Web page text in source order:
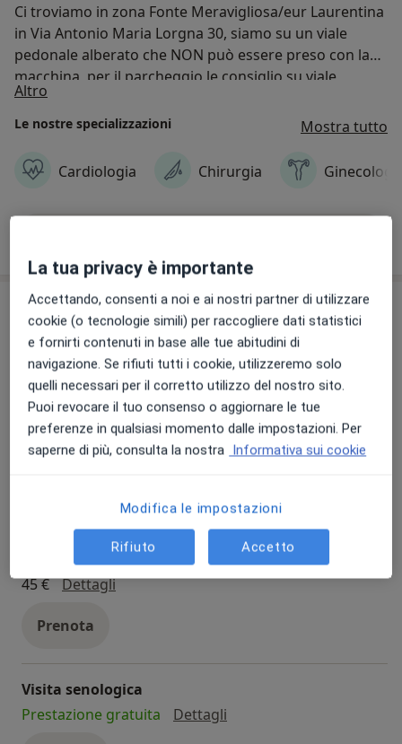
Ci troviamo in zona Fonte Meravigliosa/eur Laurentina
in Via Antonio Maria Lorgna 30, siamo su un viale
pedonale alberato che NON può essere preso con la
macchina, per il parcheggio le consiglio su viale
Stefano Gradi all'altezza della galleria azzurra.
Altro
Le nostre specializzazioni Mostra tutto
Cardiologia Chirurgia
Prestazioni disponibili
Tutte
Visita ginecologica
Da 100 €
Dettaglivisita ginecologica
Elettrocardiogramma
45 €
Dettaglielettrocardiogramma
Prenota
Visita senologica
Prestazione gratuita
Dettagli
La tua privacy è importante
Accettando, consenti a noi e ai nostri partner di utilizzare
cookie (o tecnologie simili) per raccogliere dati statistici
e fornirti contenuti in base alle tue abitudini di
navigazione. Se rifiuti tutti i cookie, utilizzeremo solo
quelli necessari per il corretto utilizzo del nostro sito.
Puoi revocare il tuo consenso o aggiornare le tue
preferenze in qualsiasi momento dalle impostazioni. Per
saperne di più, consulta la nostra Informativa sui cookie
Modifica le impostazioni
Rifiuto Accetto